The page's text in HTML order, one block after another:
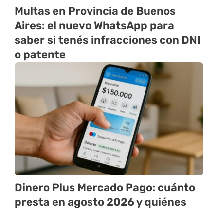
Multas en Provincia de Buenos
Aires: el nuevo WhatsApp para
saber si tenés infracciones con DNI
o patente
Dinero Plus Mercado Pago: cuánto
presta en agosto 2026 y quiénes